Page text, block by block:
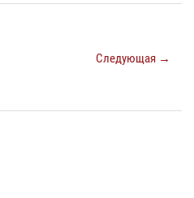
Следующая →